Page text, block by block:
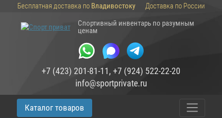
Бесплатная доставка по Владивостоку
Доставка по России
Спортивный инвентарь по разумным
ценам
+7 (423) 201-81-11, +7 (924) 522-22-20
info@sportprivate.ru
Каталог товаров